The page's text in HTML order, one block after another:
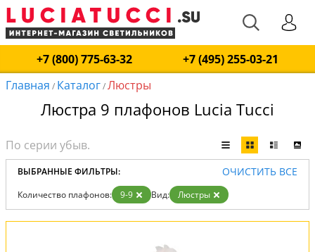
+7 (800) 775-63-32
+7 (495) 255-03-21
Главная / Каталог/Люстры
Люстра 9 плафонов Lucia Tucci
ВЫБРАННЫЕ ФИЛЬТРЫ: ОЧИСТИТЬ ВСЕ
Количество плафонов: 9-9 Вид: Люстры